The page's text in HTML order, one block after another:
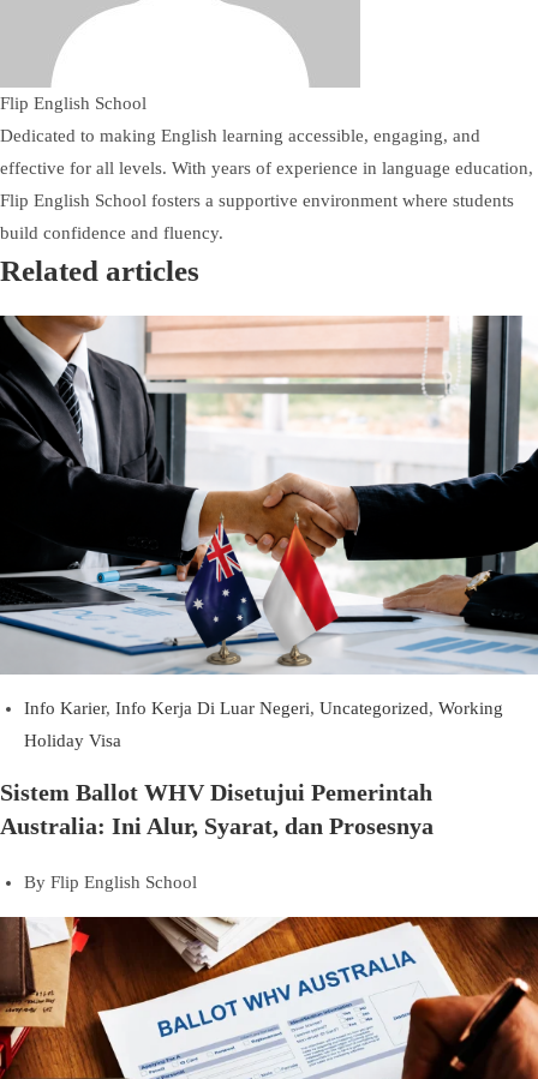
Flip English School
Dedicated to making English learning accessible, engaging, and
effective for all levels. With years of experience in language education,
Flip English School fosters a supportive environment where students
build confidence and fluency.
Related articles
Info Karier, Info Kerja Di Luar Negeri, Uncategorized, Working
Holiday Visa
Sistem Ballot WHV Disetujui Pemerintah
Australia: Ini Alur, Syarat, dan Prosesnya
By Flip English School